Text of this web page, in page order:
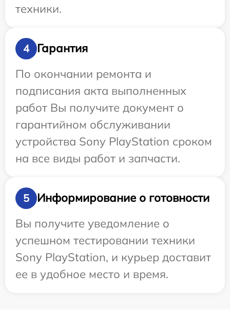
техники.
4
Гарантия
По окончании ремонта и
подписания акта выполненных
работ Вы получите документ о
гарантийном обслуживании
устройства Sony PlayStation сроком
на все виды работ и запчасти.
5
Информирование о готовности
Вы получите уведомление о
успешном тестировании техники
Sony PlayStation, и курьер доставит
ее в удобное место и время.